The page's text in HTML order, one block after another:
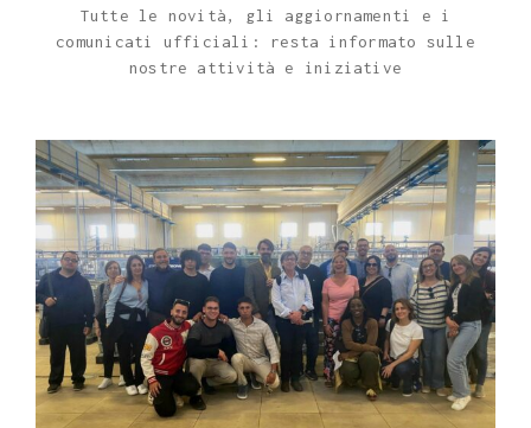
Tutte le novità, gli aggiornamenti e i
comunicati ufficiali: resta informato sulle
nostre attività e iniziative